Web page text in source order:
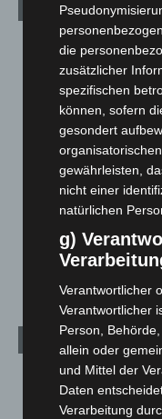
Kategorien
Blaulicht
Corona-News
Hannover und Region
Langenhagen und
Leserbriefe
Menschen
Über uns
Veranstaltungen
August 2026(14)
Juli 2026(73)
die
zusätzlicher
spezifischen
können, sofern
gesondert
gewährleisten,
nicht einer
natürlichen
g)
Verantwortlicher
Verantwortlicher
Person,
allein oder
und Mittel der
Daten
Verarbeitung